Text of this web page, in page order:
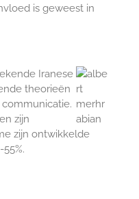
is geweest in
Iranese
theorieën
zijn
zijn ontwikkelde